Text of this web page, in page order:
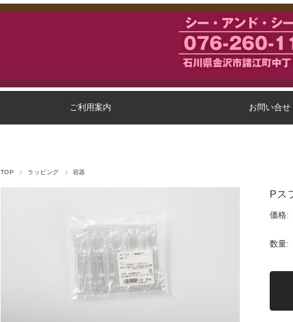
ご利用案内 お問い合せ
TOP ラッピング 容器
Pス
価格:
数量: